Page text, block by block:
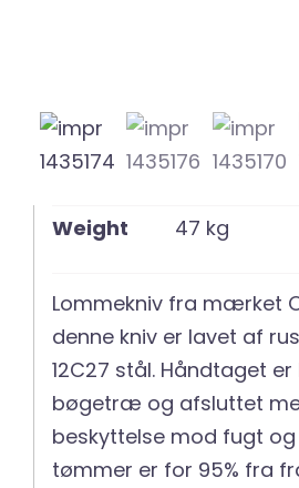
Weight 47 kg
Lommekniv fra mærket
denne kniv er lavet af
12C27 stål. Håndtaget
bøgetræ og afsluttet
beskyttelse mod fugt og
tømmer er for 95% fra